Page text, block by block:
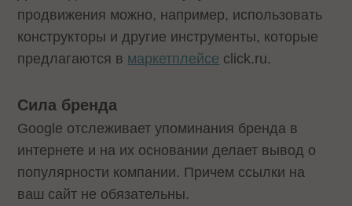
продвижения можно, например, использовать
конструкторы и другие инструменты, которые
предлагаются в маркетплейсе click.ru.
Сила бренда
Google отслеживает упоминания бренда в
интернете и на их основании делает вывод о
популярности компании. Причем ссылки на
ваш сайт не обязательны.